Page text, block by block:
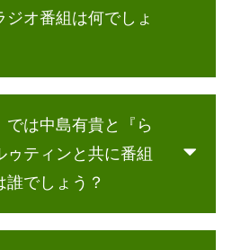
オ番組は何でしょ
では中島有貴と『ら
ゥティンと共に番組
誰でしょう？